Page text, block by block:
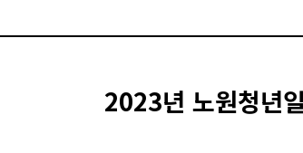
2023년 노원청년